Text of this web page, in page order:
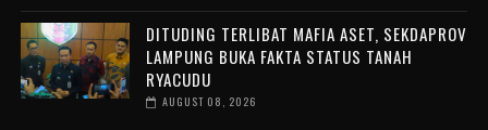
DITUDING TERLIBAT MAFIA ASET, SEKDAPROV
LAMPUNG BUKA FAKTA STATUS TANAH
RYACUDU
AUGUST 08, 2026